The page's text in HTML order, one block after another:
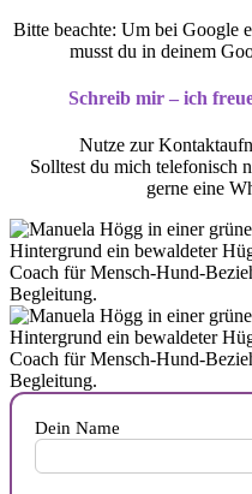
Bitte beachte: Um bei Google
musst du in deinem
Schreib mir – ich
Nutze zur
Solltest du mich telefonisch
gerne eine
Dein Name